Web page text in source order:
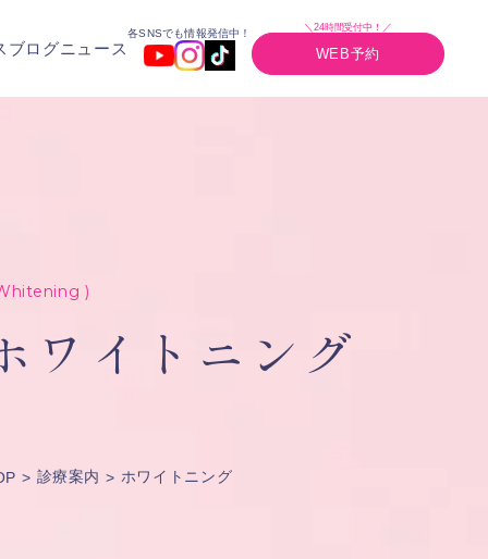
ブログニュース
各SNSでも情報発信中！
＼24時間受付中！／
WEB予約
)
ワイトニング
診療案内 ホワイトニング